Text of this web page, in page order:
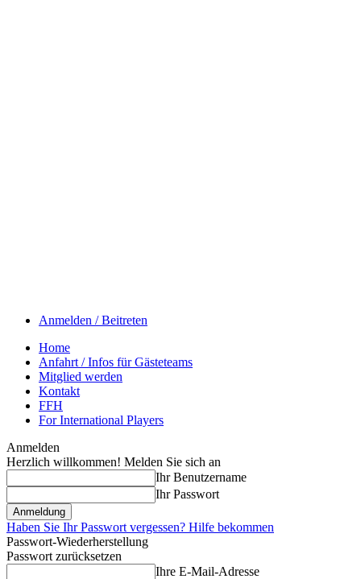
Anmelden / Beitreten
Home
Anfahrt / Infos für Gästeteams
Mitglied werden
Kontakt
FFH
For International Players
Anmelden
Herzlich willkommen! Melden Sie sich an
Ihr Benutzername
Ihr Passwort
Haben Sie Ihr Passwort vergessen? Hilfe bekommen
Passwort-Wiederherstellung
Passwort zurücksetzen
Ihre E-Mail-Adresse